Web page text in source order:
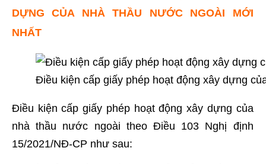
DỰNG CỦA NHÀ THẦU NƯỚC NGOÀI MỚI
NHẤT
Điều kiện cấp giấy phép hoạt động xây dựng
Điều kiện cấp giấy phép hoạt động xây dựng của
nhà thầu nước ngoài theo Điều 103 Nghị định
15/2021/NĐ-CP như sau: